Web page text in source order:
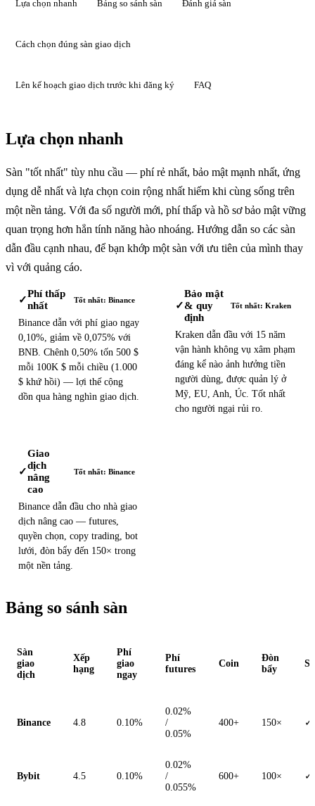
Lựa chọn nhanh Bảng so sánh sàn Đánh giá sàn
Cách chọn đúng sàn giao dịch
Lên kế hoạch giao dịch trước khi đăng ký FAQ
Lựa chọn nhanh
Sàn "tốt nhất" tùy nhu cầu — phí rẻ nhất, bảo mật mạnh nhất, ứng
dụng dễ nhất và lựa chọn coin rộng nhất hiếm khi cùng sống trên
một nền tảng. Với đa số người mới, phí thấp và hồ sơ bảo mật vững
quan trọng hơn hẳn tính năng hào nhoáng. Hướng dẫn so các sàn
dẫn đầu cạnh nhau, để bạn khớp một sàn với ưu tiên của mình thay
vì với quảng cáo.
✓
Phí thấp
nhất
Tốt nhất: Binance
Binance dẫn với phí giao ngay
0,10%, giảm về 0,075% với
BNB. Chênh 0,50% tốn 500 $
mỗi 100K $ mỗi chiều (1.000
$ khứ hồi) — lợi thế cộng
dồn qua hàng nghìn giao dịch.
✓
Bảo mật
& quy
định
Tốt nhất: Kraken
Kraken dẫn đầu với 15 năm
vận hành không vụ xâm phạm
đáng kể nào ảnh hưởng tiền
người dùng, được quản lý ở
Mỹ, EU, Anh, Úc. Tốt nhất
cho người ngại rủi ro.
✓
Giao
dịch
nâng
cao
Tốt nhất: Binance
Binance dẫn đầu cho nhà giao
dịch nâng cao — futures,
quyền chọn, copy trading, bot
lưới, đòn bẩy đến 150× trong
một nền tảng.
Bảng so sánh sàn
Sàn
giao
dịch
Xếp
hạng
Phí
giao
ngay
Phí
futures
Coin
Đòn
bẩy
Binance 4.8 0.10%
0.02%
/
0.05%
400+ 150× ✓
Bybit 4.5 0.10%
0.02%
/
0.055%
600+ 100× ✓